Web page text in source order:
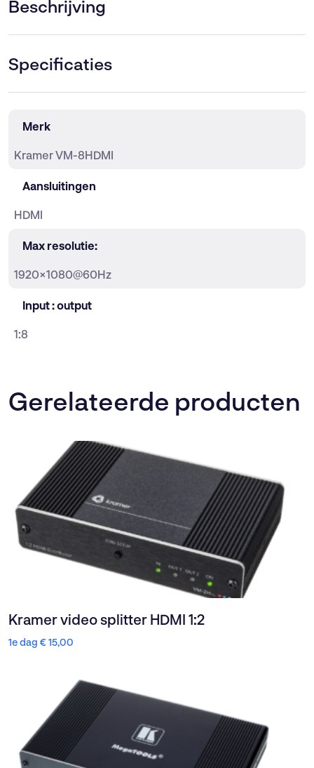
Beschrijving
Specificaties
Merk
Kramer VM-8HDMI
Aansluitingen
HDMI
Max resolutie:
1920×1080@60Hz
Input : output
1:8
Gerelateerde producten
Kramer video splitter HDMI 1:2
1e dag €15,00